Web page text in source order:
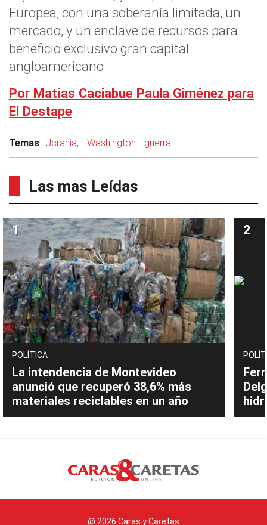
Europea, con una soberanía limitada, un
mercado, y un enclave de recursos para
beneficio exclusivo gran capital
angloamericano.
Por Matías Caciabue Paula Giménez para
El Destape
Temas Ucrania, Washington guerra
Las mas Leídas
POLÍTICA
La intendencia de Montevideo
anunció que recuperó 38,6% más
materiales reciclables en un año
@ 2026 Caras y Caretas